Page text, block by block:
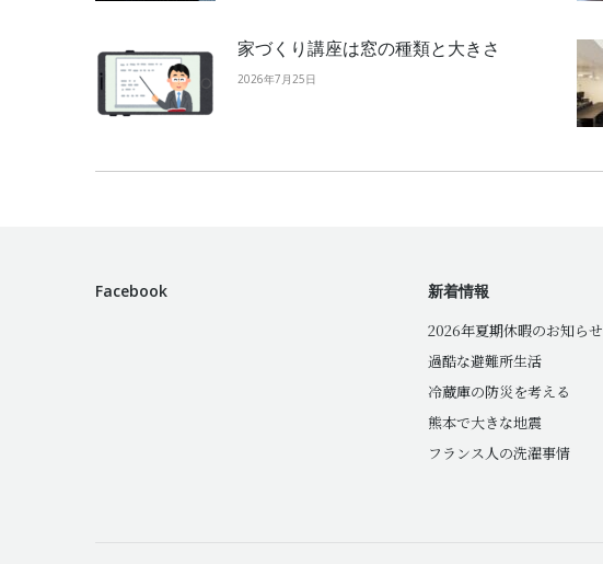
家づくり講座は窓の種類と大きさ
2026年7月25日
Facebook
新着情報
2026年夏期休暇のお知らせ
過酷な避難所生活
冷蔵庫の防災を考える
熊本で大きな地震
フランス人の洗濯事情